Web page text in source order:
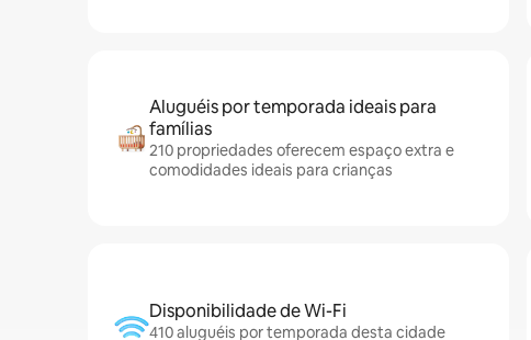
Aluguéis por temporada ideais para
famílias
210 propriedades oferecem espaço extra e
comodidades ideais para crianças
Disponibilidade de Wi-Fi
410 aluguéis por temporada desta cidade